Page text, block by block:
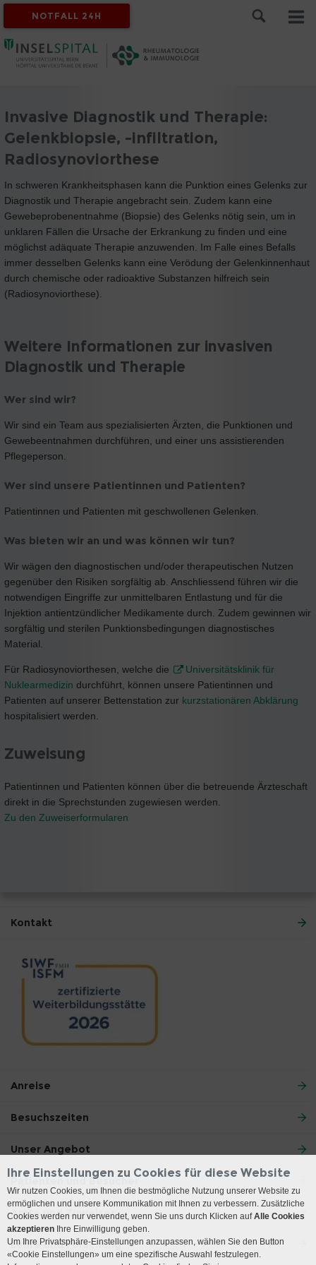
NOTFALL 24H
Invasive Diagnostik und Therapie:
Gelenkbiopsie, -infiltration,
Radiosynoviorthese
In schweren Krankheitsphasen kann die Punktion eines Gelenks zur
Diagnostik und Therapie angebracht sein. Zudem kann eine
Gewebeprobenentnahme (Biopsie) des Gelenks nötig sein, um in
unklaren Fällen die Ursache der Erkrankung zu finden und eine
möglichst adäquate Therapie anzuwenden. Im Falle eines Befalls
immer desselben Gelenks kann eine Verödung der Gelenkinnenhaut
durch chemische oder radioaktive Substanzen hilfreich sein
(Radiosynoviorthese).
Weitere Informationen zur invasiven
Diagnostik und Therapie
Wer sind wir?
Wir sind ein Team aus spezialisierten Ärzten, die Punktionen und
Gewebeentnahmen durchführen, und einer uns assistierenden
Pflegeperson.
Wer sind unsere Patientinnen und Patienten?
Patientinnen und Patienten mit geschwollenen Gelenken.
Was bieten wir an und was können wir tun?
Wir wägen den diagnostischen und/oder therapeutischen Nutzen
gegenüber den Risiken sorgfältig ab. Anschliessend führen wir die
notwendigen Eingriffe zur unmittelbaren Entlastung und für die
Injektion antientzündlicher Medikamente durch. Zudem gewinnen wir
sorgfältig und sterilen Punktionsbedingungen diagnostisches
Material.
Für Radiosynoviorthesen, welche die
Universitätsklinik für
Nuklearmedizin durchführt, können unsere Patientinnen und
Patienten auf unserer Bettenstation zur kurzstationären Abklärung
hospitalisiert werden.
Zuweisung
Patientinnen und Patienten können über die betreuende Ärzteschaft
direkt in die Sprechstunden zugewiesen werden.
Zu den Zuweiserformularen
Kontakt
Anreise
Besuchszeiten
Unser Angebot
Patienten und Besucher
Ärzte und Zuweiser
Lehre und Forschung
Ihre Einstellungen zu Cookies für diese Website
Wir nutzen Cookies, um Ihnen die bestmögliche Nutzung unserer Website zu
ermöglichen und unsere Kommunikation mit Ihnen zu verbessern. Zusätzliche
Cookies werden nur verwendet, wenn Sie uns durch Klicken aufAlle Cookies
akzeptieren Ihre Einwilligung geben.
Um Ihre Privatsphäre-Einstellungen anzupassen, wählen Sie den Button
«Cookie Einstellungen» um eine spezifische Auswahl festzulegen.